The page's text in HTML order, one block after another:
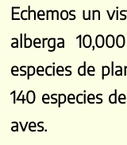
Echemos un
alberga
especies de
140 especies
aves.